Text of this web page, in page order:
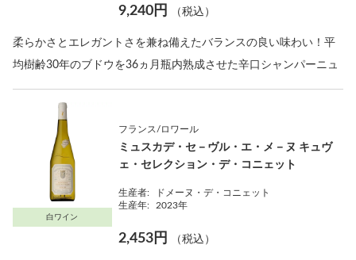
9,240円 （税込）
柔らかさとエレガントさを兼ね備えたバランスの良い味わい！平
均樹齢30年のブドウを36ヵ月瓶内熟成させた辛口シャンパーニュ
白ワイン
フランス/ロワール
ミュスカデ・セ－ヴル・エ・メ－ヌ キュヴ
ェ・セレクション・デ・コニェット
生産者:
ドメーヌ・デ・コニェット
生産年:
2023年
2,453円 （税込）